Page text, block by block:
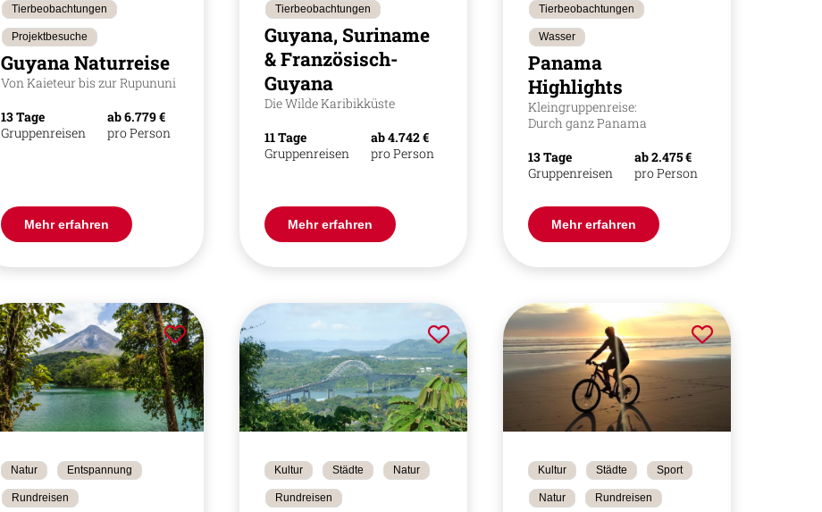
Tierbeobachtungen
Projektbesuche
Guyana Naturreise
Von Kaieteur bis zur Rupununi
13 Tage
Gruppenreisen
ab 6.779 €
pro Person
Mehr erfahren
Tierbeobachtungen
Guyana, Suriname
& Französisch-
Guyana
Die Wilde Karibikküste
11 Tage
Gruppenreisen
ab 4.742 €
pro Person
Mehr erfahren
Tierbeobachtungen
Wasser
Panama
Highlights
Kleingruppenreise:
Durch ganz Panama
13 Tage
Gruppenreisen
ab 2.475 €
pro Person
Mehr erfahren
Natur Entspannung
Rundreisen
Kultur Städte Natur
Rundreisen
Kultur Städte Sport
Natur Rundreisen